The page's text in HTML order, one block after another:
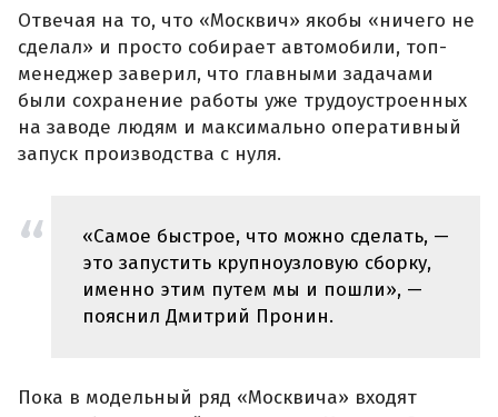
Отвечая на то, что «Москвич» якобы «ничего не
сделал» и просто собирает автомобили, топ-
менеджер заверил, что главными задачами
были сохранение работы уже трудоустроенных
на заводе людям и максимально оперативный
запуск производства с нуля.
«Самое быстрое, что можно сделать, —
это запустить крупноузловую сборку,
именно этим путем мы и пошли», —
пояснил Дмитрий Пронин.
Пока в модельный ряд «Москвича» входят